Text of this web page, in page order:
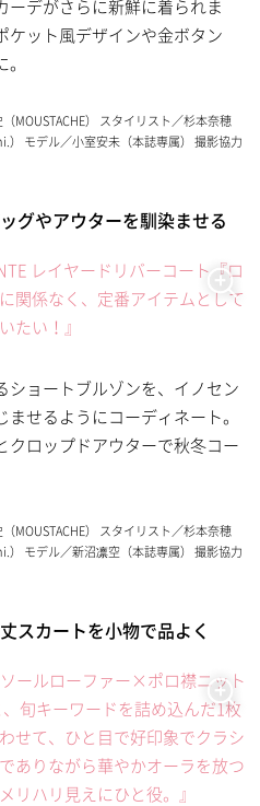
ーデがさらに新鮮に着られま
ケット風デザインや金ボタン
MOUSTACHE） スタイリスト／杉本奈穂
） モデル／小室安未（本誌専属） 撮影協力
グやアウターを馴染ませる
ショートブルゾンを、イノセン
せるようにコーディネート。
クロップドアウターで秋冬コー
MOUSTACHE） スタイリスト／杉本奈穂
） モデル／新沼凛空（本誌専属） 撮影協力
スカートを小物で品よく